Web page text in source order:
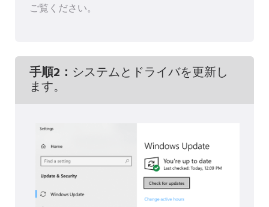
ご覧ください。
手順2： システムとドライバを更新し
ます。